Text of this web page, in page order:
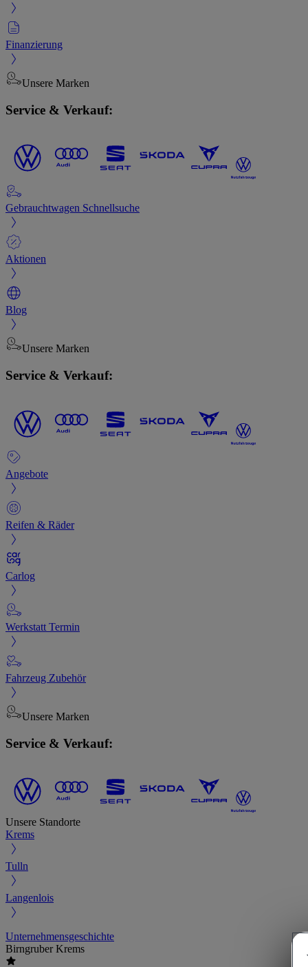
Finanzierung
Unsere Marken
Service & Verkauf:
Gebrauchtwagen Schnellsuche
Aktionen
Blog
Unsere Marken
Service & Verkauf:
Angebote
Reifen & Räder
Carlog
Werkstatt Termin
Fahrzeug Zubehör
Unsere Marken
Service & Verkauf:
Unsere Standorte
Krems
Tulln
Langenlois
Unternehmensgeschichte
Birngruber Krems